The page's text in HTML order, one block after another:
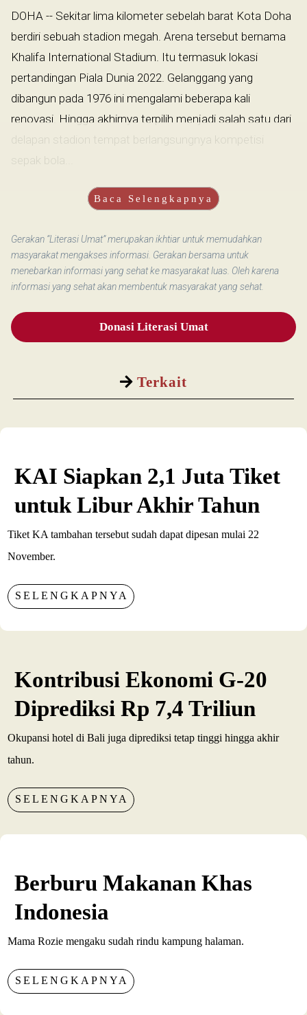
Terkait
DOHA -- Sekitar lima kilometer sebelah barat Kota Doha
berdiri sebuah stadion megah. Arena tersebut bernama
Khalifa International Stadium. Itu termasuk lokasi
pertandingan Piala Dunia 2022. Gelanggang yang
dibangun pada 1976 ini mengalami beberapa kali
renovasi. Hingga akhirnya terpilih menjadi salah satu dari
delapan stadion tempat berlangsungnya kompetisi
sepak bola...
Baca Selengkapnya
Gerakan “Literasi Umat” merupakan ikhtiar untuk memudahkan
masyarakat mengakses informasi. Gerakan bersama untuk
menebarkan informasi yang sehat ke masyarakat luas. Oleh karena
informasi yang sehat akan membentuk masyarakat yang sehat.
Donasi Literasi Umat
KAI Siapkan 2,1 Juta Tiket
untuk Libur Akhir Tahun
Tiket KA tambahan tersebut sudah dapat dipesan mulai 22
November.
SELENGKAPNYA
Kontribusi Ekonomi G-20
Diprediksi Rp 7,4 Triliun
Okupansi hotel di Bali juga diprediksi tetap tinggi hingga akhir
tahun.
SELENGKAPNYA
Berburu Makanan Khas
Indonesia
Mama Rozie mengaku sudah rindu kampung halaman.
SELENGKAPNYA